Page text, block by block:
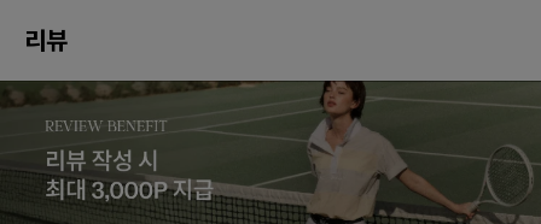
리뷰